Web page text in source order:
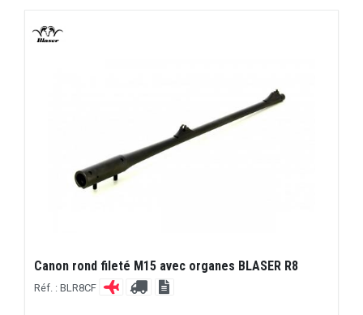
Canon rond fileté M15 avec organes BLASER R8
Réf. : BLR8CF